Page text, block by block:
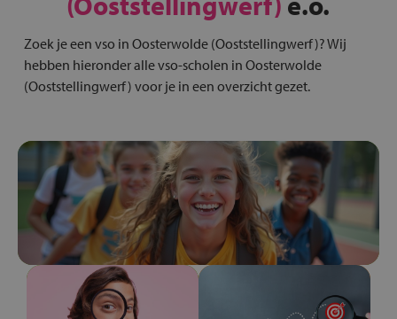
Zoek je een vso in Oosterwolde (Ooststellingwerf)? Wij
hebben hieronder alle vso-scholen in Oosterwolde
(Ooststellingwerf) voor je in een overzicht gezet.